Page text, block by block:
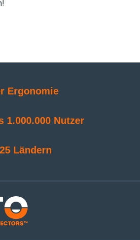
Ergonomie
1.000.000 Nutzer
Ländern